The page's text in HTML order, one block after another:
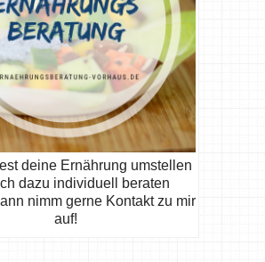
deine Ernährung umstellen
dazu individuell beraten
nimm gerne Kontakt zu mir
auf!